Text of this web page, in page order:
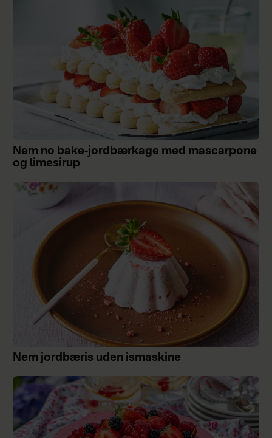
Nem no bake-jordbærkage med mascarpone
og limesirup
Nem jordbæris uden ismaskine